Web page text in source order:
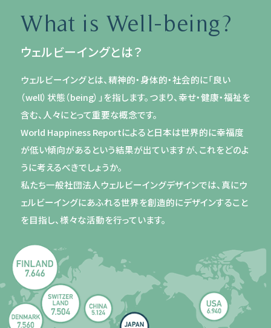
What is Well-being?
ウェルビーイングとは？
ウェルビーイングとは、精神的・身体的・社会的に「良い
（well）状態（being）」を指します。つまり、幸せ・健康・福祉を
含む、人々にとって重要な概念です。
World Happiness Reportによると日本は世界的に幸福度
が低い傾向があるという結果が出ていますが、これをどのよ
うに考えるべきでしょうか。
私たち一般社団法人ウェルビーイングデザインでは、真にウ
ェルビーイングにあふれる世界を創造的にデザインすること
を目指し、様々な活動を行っています。